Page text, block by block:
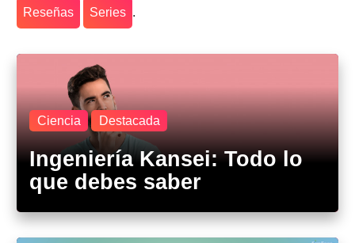
Reseñas Series .
Ciencia Destacada
Ingeniería Kansei: Todo lo
que debes saber